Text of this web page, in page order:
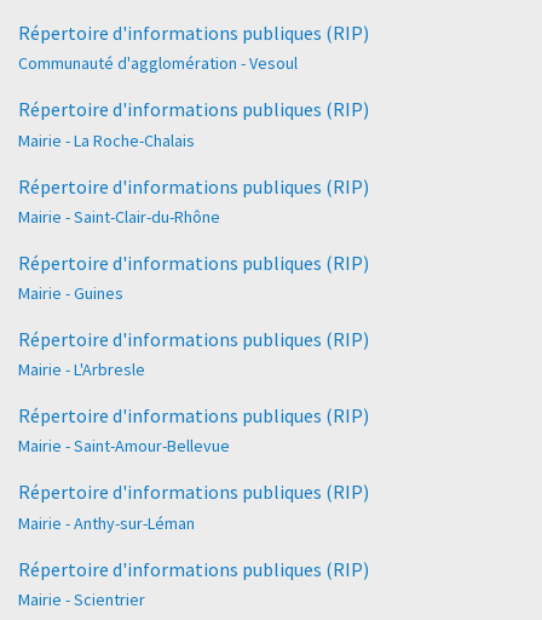
Répertoire d'informations publiques (RIP)
Communauté d'agglomération - Vesoul
Répertoire d'informations publiques (RIP)
Mairie - La Roche-Chalais
Répertoire d'informations publiques (RIP)
Mairie - Saint-Clair-du-Rhône
Répertoire d'informations publiques (RIP)
Mairie - Guines
Répertoire d'informations publiques (RIP)
Mairie - L'Arbresle
Répertoire d'informations publiques (RIP)
Mairie - Saint-Amour-Bellevue
Répertoire d'informations publiques (RIP)
Mairie - Anthy-sur-Léman
Répertoire d'informations publiques (RIP)
Mairie - Scientrier